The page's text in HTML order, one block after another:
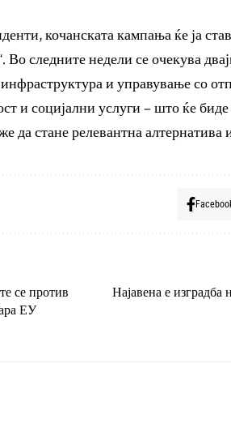
кочанската кампања ќе ја
Во следните недели се очекува
и управување со
и социјални услуги – што ќе биде
да стане релевантна
се против
ЕУ
Најавена е изградба